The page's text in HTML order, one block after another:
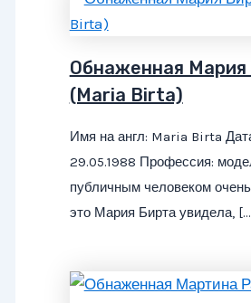
Обнаженная Мария
(Maria Birta)
Имя на англ: Maria Birta
29.05.1988 Профессия:
публичным человеком
это Мария Бирта увидела,